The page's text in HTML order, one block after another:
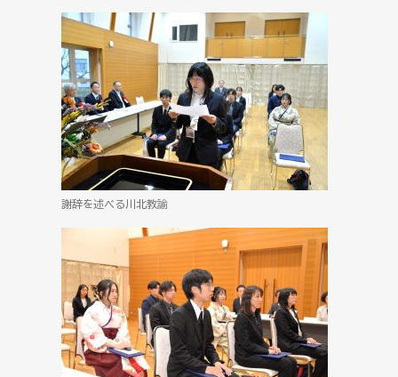
謝辞を述べる川北教諭